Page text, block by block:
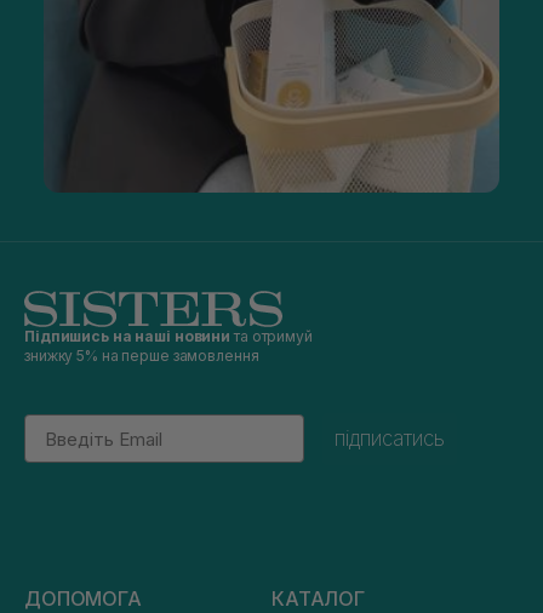
Підпишись на наші новини та отримуй
знижку 5% на перше замовлення
Email
підписатись
ДОПОМОГА КАТАЛОГ